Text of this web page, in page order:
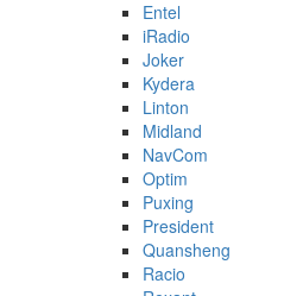
Entel
iRadio
Joker
Kydera
Linton
Midland
NavCom
Optim
Puxing
President
Quansheng
Racio